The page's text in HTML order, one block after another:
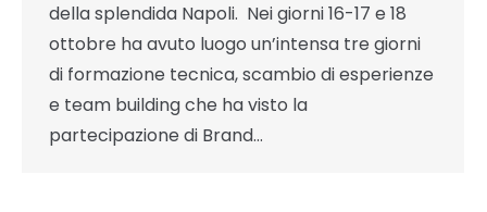
della splendida Napoli. Nei giorni 16-17 e 18
ottobre ha avuto luogo un’intensa tre giorni
di formazione tecnica, scambio di esperienze
e team building che ha visto la
partecipazione di Brand…